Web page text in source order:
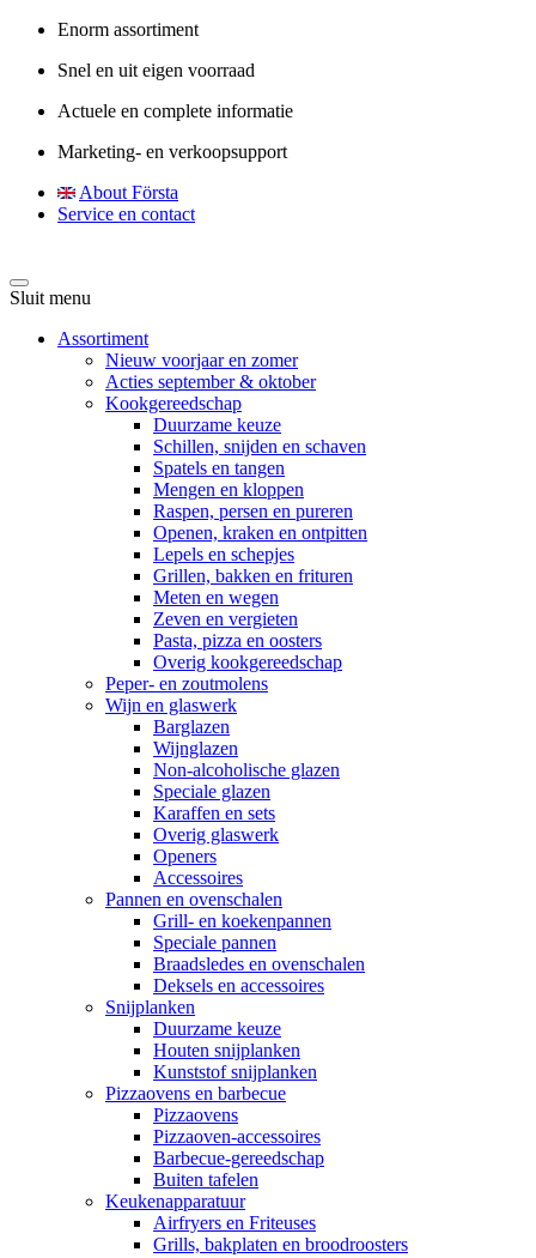
Enorm assortiment
Snel en uit eigen voorraad
Actuele en complete informatie
Marketing- en verkoopsupport
About Första
Service en contact
Sluit menu
Assortiment
Nieuw voorjaar en zomer
Acties september & oktober
Kookgereedschap
Duurzame keuze
Schillen, snijden en schaven
Spatels en tangen
Mengen en kloppen
Raspen, persen en pureren
Openen, kraken en ontpitten
Lepels en schepjes
Grillen, bakken en frituren
Meten en wegen
Zeven en vergieten
Pasta, pizza en oosters
Overig kookgereedschap
Peper- en zoutmolens
Wijn en glaswerk
Barglazen
Wijnglazen
Non-alcoholische glazen
Speciale glazen
Karaffen en sets
Overig glaswerk
Openers
Accessoires
Pannen en ovenschalen
Grill- en koekenpannen
Speciale pannen
Braadsledes en ovenschalen
Deksels en accessoires
Snijplanken
Duurzame keuze
Houten snijplanken
Kunststof snijplanken
Pizzaovens en barbecue
Pizzaovens
Pizzaoven-accessoires
Barbecue-gereedschap
Buiten tafelen
Keukenapparatuur
Airfryers en Friteuses
Grills, bakplaten en broodroosters